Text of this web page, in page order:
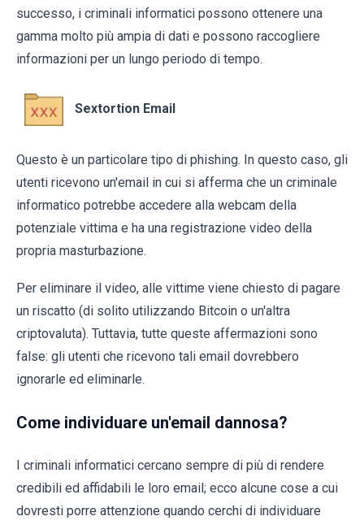
successo, i criminali informatici possono ottenere una
gamma molto più ampia di dati e possono raccogliere
informazioni per un lungo periodo di tempo.
Sextortion Email
Questo è un particolare tipo di phishing. In questo caso, gli
utenti ricevono un'email in cui si afferma che un criminale
informatico potrebbe accedere alla webcam della
potenziale vittima e ha una registrazione video della
propria masturbazione.
Per eliminare il video, alle vittime viene chiesto di pagare
un riscatto (di solito utilizzando Bitcoin o un'altra
criptovaluta). Tuttavia, tutte queste affermazioni sono
false: gli utenti che ricevono tali email dovrebbero
ignorarle ed eliminarle.
Come individuare un'email dannosa?
I criminali informatici cercano sempre di più di rendere
credibili ed affidabili le loro email; ecco alcune cose a cui
dovresti porre attenzione quando cerchi di individuare